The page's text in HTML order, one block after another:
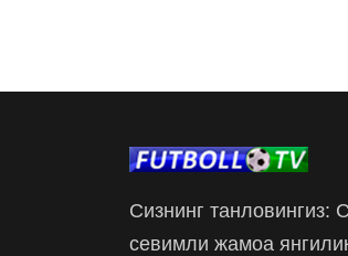
Сизнинг танловингиз:
севимли жамоа